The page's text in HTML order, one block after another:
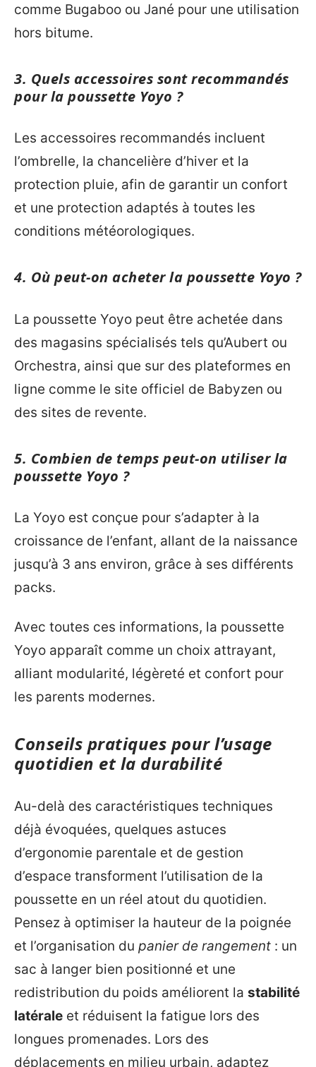
comme Bugaboo ou Jané pour une utilisation
hors bitume.
3. Quels accessoires sont recommandés
pour la poussette Yoyo ?
Les accessoires recommandés incluent
l’ombrelle, la chancelière d’hiver et la
protection pluie, afin de garantir un confort
et une protection adaptés à toutes les
conditions météorologiques.
4. Où peut-on acheter la poussette Yoyo ?
La poussette Yoyo peut être achetée dans
des magasins spécialisés tels qu’Aubert ou
Orchestra, ainsi que sur des plateformes en
ligne comme le site officiel de Babyzen ou
des sites de revente.
5. Combien de temps peut-on utiliser la
poussette Yoyo ?
La Yoyo est conçue pour s’adapter à la
croissance de l’enfant, allant de la naissance
jusqu’à 3 ans environ, grâce à ses différents
packs.
Avec toutes ces informations, la poussette
Yoyo apparaît comme un choix attrayant,
alliant modularité, légèreté et confort pour
les parents modernes.
Conseils pratiques pour l’usage
quotidien et la durabilité
Au-delà des caractéristiques techniques
déjà évoquées, quelques astuces
d’ergonomie parentale et de gestion
d’espace transforment l’utilisation de la
poussette en un réel atout du quotidien.
Pensez à optimiser la hauteur de la poignée
et l’organisation du panier de rangement : un
sac à langer bien positionné et une
redistribution du poids améliorent la stabilité
latérale et réduisent la fatigue lors des
longues promenades. Lors des
déplacements en milieu urbain, adaptez